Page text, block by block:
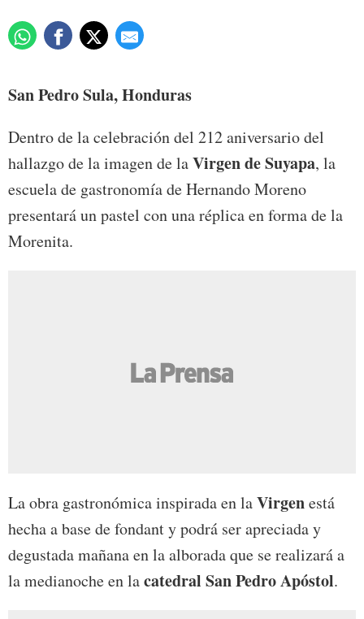
San Pedro Sula, Honduras
Dentro de la celebración del 212 aniversario del
hallazgo de la imagen de laVirgen de Suyapa, la
escuela de gastronomía de Hernando Moreno
presentará un pastel con una réplica en forma de la
Morenita.
La obra gastronómica inspirada en laVirgenestá
hecha a base de fondant y podrá ser apreciada y
degustada mañana en la alborada que se realizará a
la medianoche en lacatedral San Pedro Apóstol.